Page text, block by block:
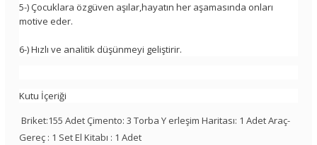
5-) Çocuklara özgüven aşılar,hayatın her aşamasında onları
motive eder.
6-) Hızlı ve analitik düşünmeyi geliştirir.
Kutu İçeriği
Briket:155 Adet Çimento: 3 Torba Y erleşim Haritası: 1 Adet Araç-
Gereç : 1 Set El Kitabı : 1 Adet